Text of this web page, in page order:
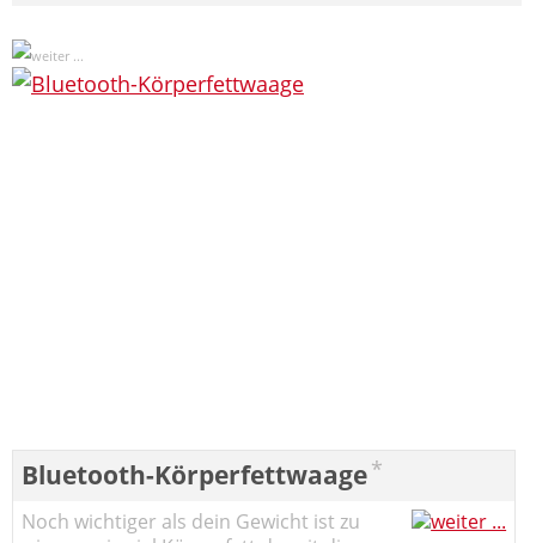
Bluetooth-Körperfettwaage*
Noch wichtiger als dein Gewicht ist zu